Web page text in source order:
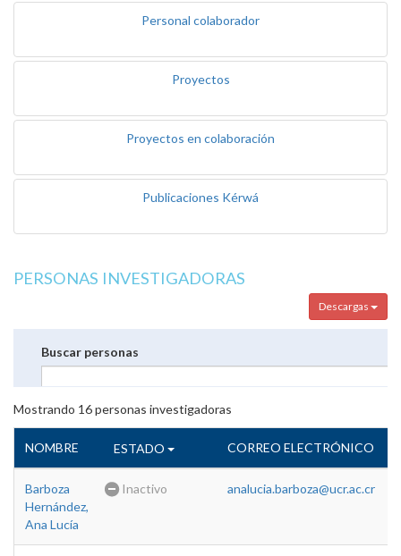
Personal colaborador
Proyectos
Proyectos en colaboración
Publicaciones Kérwá
PERSONAS INVESTIGADORAS
Descargas
Buscar personas
Mostrando 16personas investigadoras
NOMBRE ESTADO CORREO ELECTRÓNICO
Barboza
Hernández,
Ana Lucía
Inactivo analucia.barboza@ucr.ac.cr